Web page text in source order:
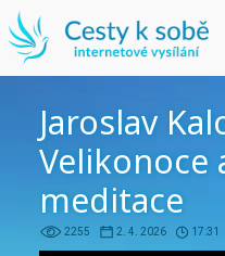
Jaroslav
Velikonoce
meditace
2255 2. 4. 2026 17:31